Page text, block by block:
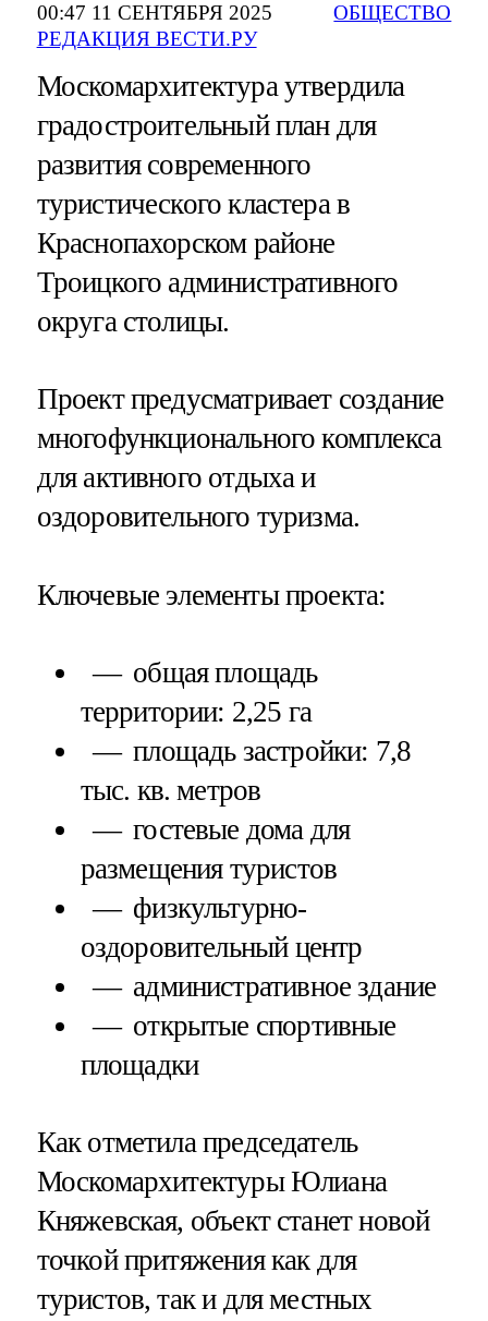
00:47 11 СЕНТЯБРЯ 2025
РЕДАКЦИЯ ВЕСТИ.РУ
ОБЩЕСТВО
Москомархитектура утвердила
градостроительный план для
развития современного
туристического кластера в
Краснопахорском районе
Троицкого административного
округа столицы.
Проект предусматривает создание
многофункционального комплекса
для активного отдыха и
оздоровительного туризма.
Ключевые элементы проекта:
общая площадь
территории: 2,25 га
площадь застройки: 7,8
тыс. кв. метров
гостевые дома для
размещения туристов
физкультурно-
оздоровительный центр
административное здание
открытые спортивные
площадки
Как отметила председатель
Москомархитектуры Юлиана
Княжевская, объект станет новой
точкой притяжения как для
туристов, так и для местных